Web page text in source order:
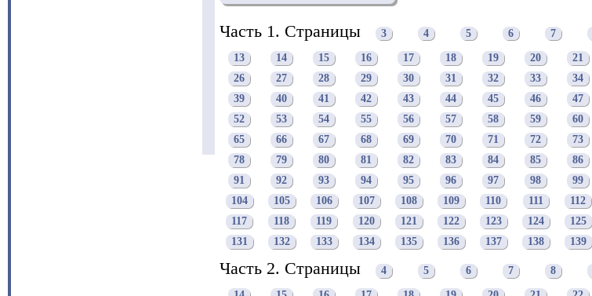
Часть 1. Страницы 3 4 5 6 7
13 14 15 16 17 18 19 20 21
26
27 28 29 30 31 32 33 34
39
40 41 42 43 44 45 46 47
52
53 54 55 56 57 58 59 60
65
66 67 68 69 70 71 72 73
78
79 80 81 82 83 84 85 86
91
92 93 94 95 96 97 98 99
104
105 106 107 108 109 110 111 112
117
118 119 120 121 122 123 124 125
131
132 133 134 135 136 137 138 139
Часть 2. Страницы 4 5 6 7 8